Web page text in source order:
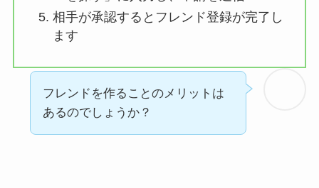
相手が承認するとフレンド登録が完了し
ます
フレンドを作ることのメリットは
あるのでしょうか？